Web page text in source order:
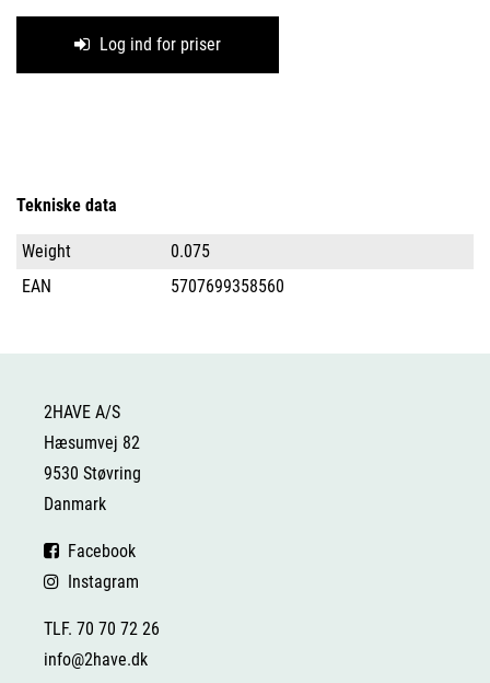
Log ind for priser
Tekniske data
Weight
0.075
EAN
5707699358560
2HAVE A/S
Hæsumvej 82
9530 Støvring
Danmark
Facebook
Instagram
TLF. 70 70 72 26
info@2have.dk